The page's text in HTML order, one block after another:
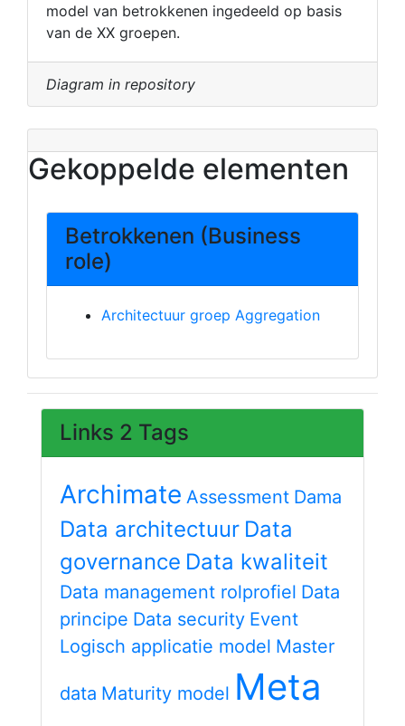
model van betrokkenen ingedeeld op basis
van de XX groepen.
Diagram in repository
Gekoppelde elementen
Betrokkenen (Business
role)
Architectuur groep Aggregation
Links 2 Tags
Archimate Assessment Dama
Data architectuur Data
governance Data kwaliteit
Data management rolprofiel Data
principe Data security Event
Logisch applicatie model Master
data Maturity model Meta